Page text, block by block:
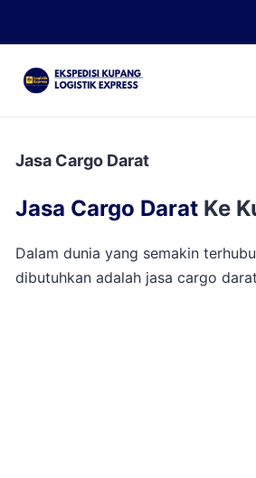
Jasa Cargo Darat
Jasa Cargo Darat Ke
Dalam dunia yang semakin
dibutuhkan adalah jasa cargo